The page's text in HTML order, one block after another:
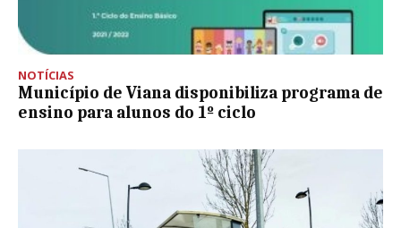
NOTÍCIAS
Município de Viana disponibiliza programa de
ensino para alunos do 1º ciclo